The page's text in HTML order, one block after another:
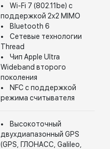
• Wi-Fi 7 (802.11be) с
поддержкой 2x2 MIMO
• Bluetooth 6
• Сетевые технологии
Thread
• Чип Apple Ultra
Wideband второго
поколения
• NFC с поддержкой
режима считывателя
• Высокоточный
двухдиапазонный GPS
(GPS, ГЛОНАСС, Galileo,